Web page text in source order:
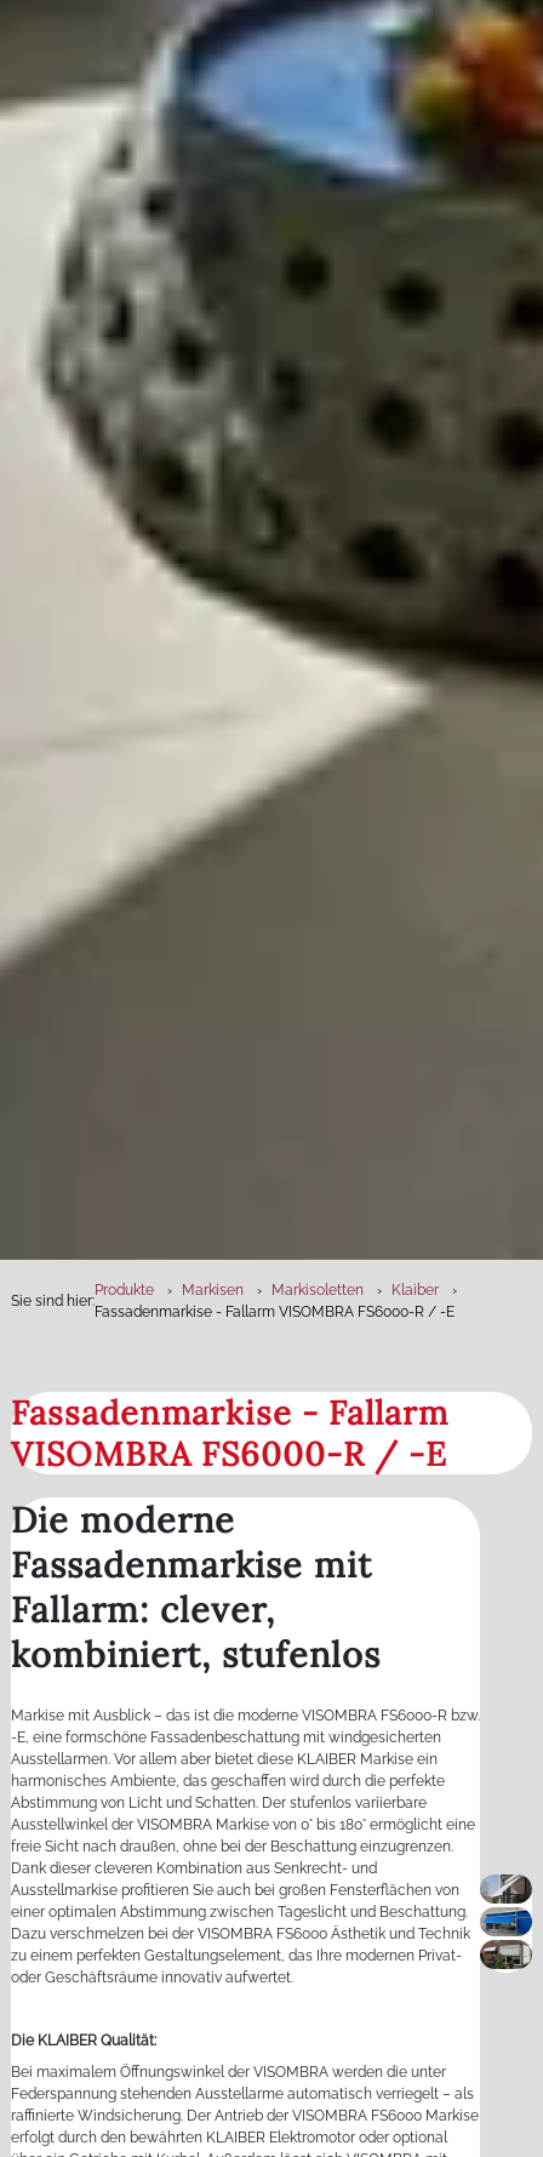
Sie sind hier:
Produkte Markisen Markisoletten
Klaiber
Fassadenmarkise - Fallarm VISOMBRA FS6000-R / -E
Fassadenmarkise - Fallarm
VISOMBRA FS6000-R / -E
Die moderne
Fassadenmarkise mit
Fallarm: clever,
kombiniert, stufenlos
Markise mit Ausblick – das ist die moderne VISOMBRA FS6000-R bzw.
-E, eine formschöne Fassadenbeschattung mit windgesicherten
Ausstellarmen. Vor allem aber bietet diese KLAIBER Markise ein
harmonisches Ambiente, das geschaffen wird durch die perfekte
Abstimmung von Licht und Schatten. Der stufenlos variierbare
Ausstellwinkel der VISOMBRA Markise von 0° bis 180° ermöglicht eine
freie Sicht nach draußen, ohne bei der Beschattung einzugrenzen.
Dank dieser cleveren Kombination aus Senkrecht- und
Ausstellmarkise profitieren Sie auch bei großen Fensterflächen von
einer optimalen Abstimmung zwischen Tageslicht und Beschattung.
Dazu verschmelzen bei der VISOMBRA FS6000 Ästhetik und Technik
zu einem perfekten Gestaltungselement, das Ihre modernen Privat-
oder Geschäftsräume innovativ aufwertet.
Die KLAIBER Qualität:
Bei maximalem Öffnungswinkel der VISOMBRA werden die unter
Federspannung stehenden Ausstellarme automatisch verriegelt – als
raffinierte Windsicherung. Der Antrieb der VISOMBRA FS6000 Markise
erfolgt durch den bewährten KLAIBER Elektromotor oder optional